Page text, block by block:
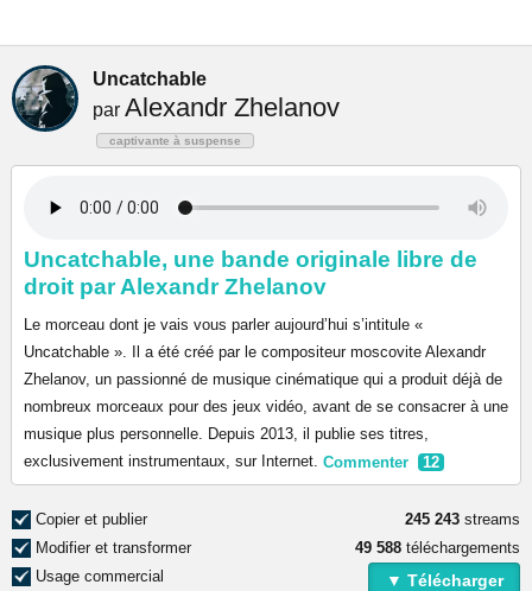
Uncatchable
par Alexandr Zhelanov
captivante à suspense
Uncatchable, une bande originale libre de
droit par Alexandr Zhelanov
Le morceau dont je vais vous parler aujourd’hui s’intitule «
Uncatchable ». Il a été créé par le compositeur moscovite Alexandr
Zhelanov, un passionné de musique cinématique qui a produit déjà de
nombreux morceaux pour des jeux vidéo, avant de se consacrer à une
musique plus personnelle. Depuis 2013, il publie ses titres,
exclusivement instrumentaux, sur Internet. Commenter 12
Copier et publier
Modifier et transformer
Usage commercial
245 243 streams
49 588 téléchargements
▼ Télécharger